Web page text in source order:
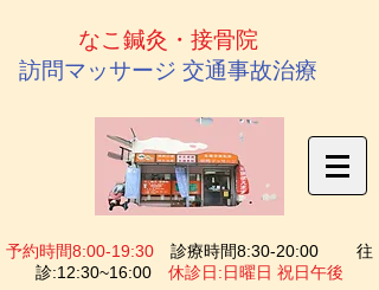
​なこ鍼灸・接骨院
訪問マッサージ 交通事故治療
予約時間8:00-19:30 診療時間8:30-20:00 往
診:12:30~16:00 休診日:日曜日 祝日午後